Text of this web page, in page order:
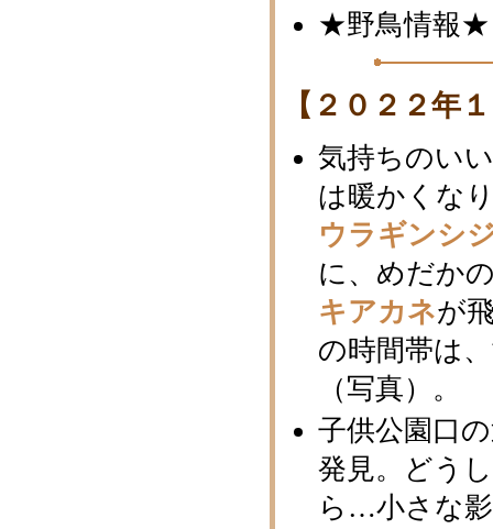
★野鳥情報★
【２０２２年
気持ちのい
は暖かくな
ウラギンシ
に、めだか
キアカネが
の時間帯は
（写真）。
子供公園口
発見。どう
ら…小さな